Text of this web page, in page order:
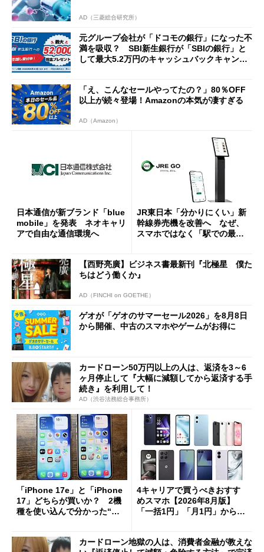
AD（三菱総合研究所）
元グループ会社が「ドコモの銀行」になった不
満を吸収？ SBI新生銀行が「SBIの銀行」と
して最大5.2万円のキャッシュバックキャンペ
「え、こんなセールやってたの？」80％OFF
以上が続々登場！Amazonの本気が凄すぎる
AD（Amazon）
日本通信が新ブランド「blue
mobile」を発表 ネオキャリ
アで自由な通信環境へ
JR東日本「分かりにくい」新
幹線券売機を改善へ なぜ、
スマホではなく「駅での最短
【西野亮廣】ビジネス書最新刊『北極星 僕た
ちはどう働くか』
AD（FINCHI on GOETHE）
ゲオが「ゲオのサマーセール2026」を8月8日
から開催、中古のスマホやゲームがお得に
カードローン50万円以上の人は、返済を3～6
ヶ月停止して『大幅に減額してから返済する手
続き』を利用して！
AD（渋谷法務総合事務所）
「iPhone 17e」と「iPhone
17」どちらが買いか？ 2機
種を使い込んで分かった“ス
4キャリアで買うべきおすす
めスマホ【2026年8月版】
「一括1円」「月1円」からお
カードローン地獄の人は、消費者金融が教えな